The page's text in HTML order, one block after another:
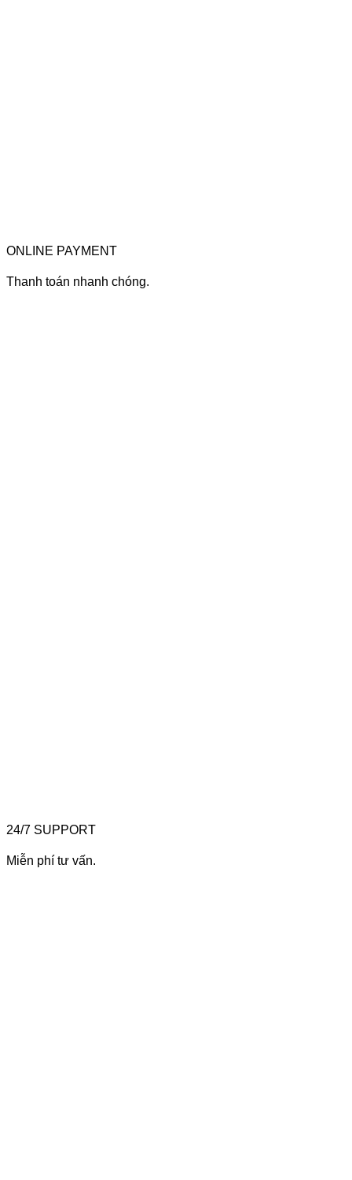
ONLINE PAYMENT
Thanh toán nhanh chóng.
24/7 SUPPORT
Miễn phí tư vấn.